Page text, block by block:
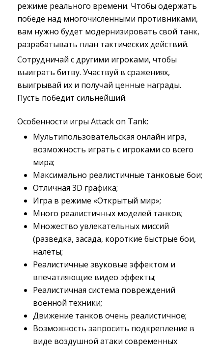
режиме реального времени. Чтобы одержать
победе над многочисленными противниками,
вам нужно будет модернизировать свой танк,
разрабатывать план тактических действий.
Сотрудничай с другими игроками, чтобы
выиграть битву. Участвуй в сражениях,
выигрывай их и получай ценные награды.
Пусть победит сильнейший.
Особенности игры Attack on Tank:
Мультипользовательская онлайн игра,
возможность играть с игроками со всего
мира;
Максимально реалистичные танковые бои;
Отличная 3D графика;
Игра в режиме «Открытый мир»;
Много реалистичных моделей танков;
Множество увлекательных миссий
(разведка, засада, короткие быстрые бои,
налёты;
Реалистичные звуковые эффектом и
впечатляющие видео эффекты;
Реалистичная система повреждений
военной техники;
Движение танков очень реалистичное;
Возможность запросить подкрепление в
виде воздушной атаки современных